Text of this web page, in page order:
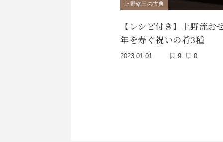
上野修三の古典
【レシピ付き】上野流お
年を寿ぐ祝いの肴3種
2023.01.01 9 0